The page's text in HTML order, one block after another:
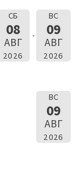
СБ
08
АВГ
2026
ВС
09
АВГ
2026
ВС
09
АВГ
2026